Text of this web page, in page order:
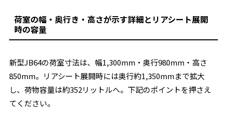
荷室の幅・奥行き・高さが示す詳細とリアシート展開
時の容量
新型JB64の荷室寸法は、幅1,300mm・奥行980mm・高さ
850mm。リアシート展開時には奥行約1,350mmまで拡大
し、荷物容量は約352リットルへ。下記のポイントを押さえ
てください。